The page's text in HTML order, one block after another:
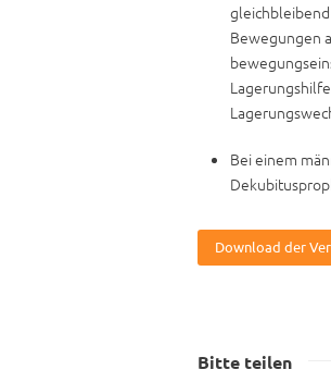
Bewegungen
Bei einem
Download der
Bitte teilen